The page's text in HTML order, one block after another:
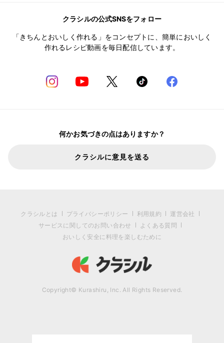
クラシルの公式SNSをフォロー
「きちんとおいしく作れる」をコンセプトに、簡単においしく
作れるレシピ動画を毎日配信しています。
何かお気づきの点はありますか？
クラシルに意見を送る
クラシルとは プライバシーポリシー 利用規約
運営会社
サービスに関してのお問い合わせ
よくある質問
おいしく安全に料理を楽しむために
Copyright© Kurashiru, Inc. All Rights Reserved.